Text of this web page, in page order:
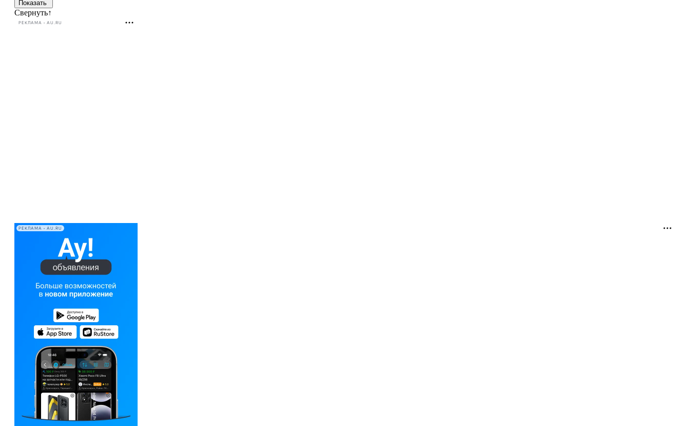
Свернуть↑
РЕКЛАМА • AU.RU
РЕКЛАМА • AU.RU